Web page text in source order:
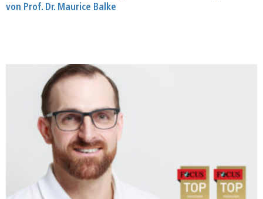
von Prof. Dr. Maurice Balke